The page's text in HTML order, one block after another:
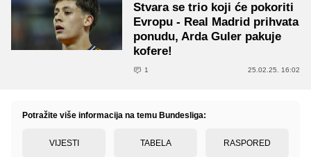
Stvara se trio koji će pokoriti
Evropu - Real Madrid prihvata
ponudu, Arda Guler pakuje
kofere!
1 25.02.25. 16:02
Potražite više informacija na temu Bundesliga:
VIJESTI TABELA RASPORED